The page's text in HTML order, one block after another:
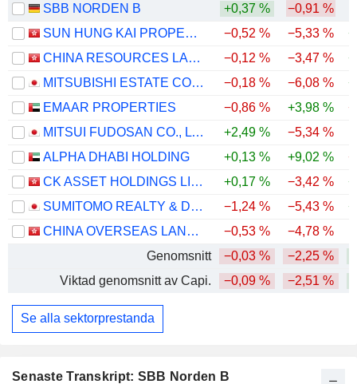
Senaste Transkript: SBB Norden B
SBB NORDEN B +0,37 %
−0,91 %
SUN HUNG KAI PROPERTIES LIMITED
−0,52 % −5,33 %
CHINA RESOURCES LAND LIMITED
−0,12 % −3,47 %
MITSUBISHI ESTATE CO., LTD.
−0,18 % −6,08 %
EMAAR PROPERTIES
−0,86 % +3,98 %
MITSUI FUDOSAN CO., LTD.
+2,49 % −5,34 %
ALPHA DHABI HOLDING
+0,13 % +9,02 %
CK ASSET HOLDINGS LIMITED
+0,17 % −3,42 %
SUMITOMO REALTY & DEVELOPMENT CO., LTD.
−1,24 % −5,43 %
CHINA OVERSEAS LAND & INVESTMENT LIMITED
−0,53 % −4,78 %
Genomsnitt
−0,03 % −2,25 %
Viktad genomsnitt av Capi.
−0,09 % −2,51 %
Se alla sektorprestanda